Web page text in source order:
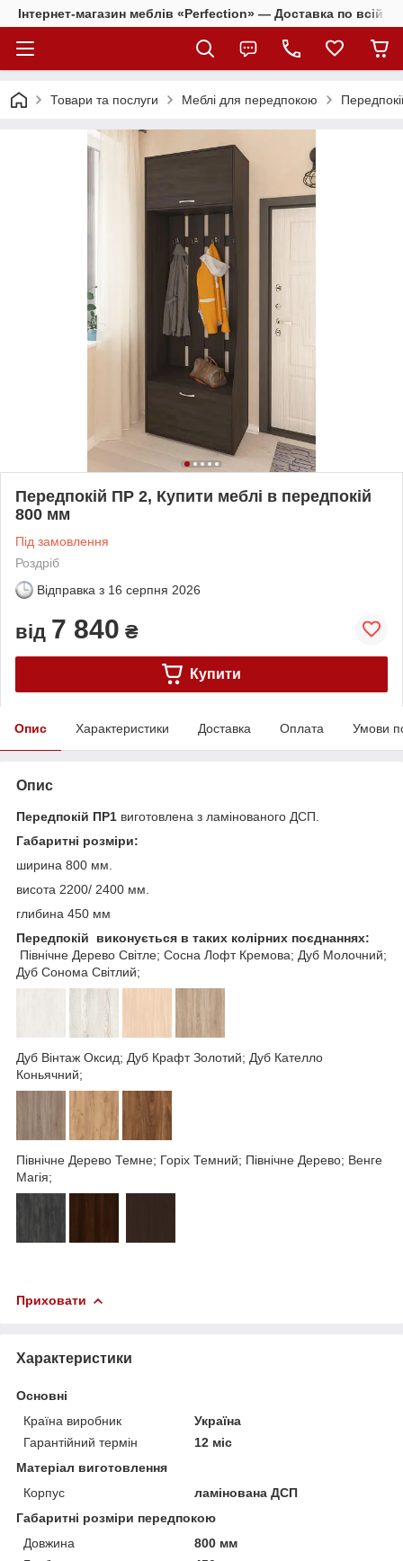
Інтернет-магазин меблів «Perfection» — Доставка по всій
Товари та послуги Меблі для передпокою
Передпокій ПР 2, Купити меблі в передпокій
800 мм
Під замовлення
Роздріб
Відправка з 16 серпня 2026
від 7 840 ₴
Купити
Опис Характеристики Доставка Оплата Умови
Опис
Передпокій ПР1 виготовлена з ламінованого ДСП.
Габаритні розміри:
ширина 800 мм.
висота 2200/ 2400 мм.
глибина 450 мм
Передпокій виконується в таких колірних поєднаннях:
Північне Дерево Світле; Сосна Лофт Кремова; Дуб Молочний;
Дуб Сонома Світлий;
Дуб Вінтаж Оксид; Дуб Крафт Золотий; Дуб Кателло
Коньячний;
Північне Дерево Темне; Горіх Темний; Північне Дерево; Венге
Магія;
Приховати
Характеристики
Основні
Країна виробник
Україна
Гарантійний термін
12 міс
Матеріал виготовлення
Корпус
ламінована ДСП
Габаритні розміри передпокою
Довжина
800 мм